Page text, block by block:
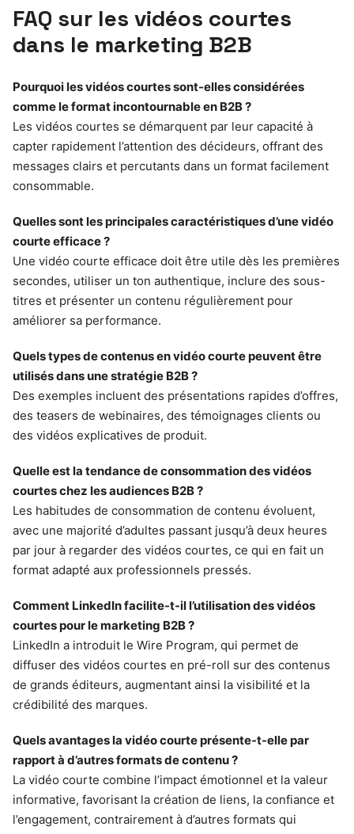
FAQ sur les vidéos courtes
dans le marketing B2B
Pourquoi les vidéos courtes sont-elles considérées
comme le format incontournable en B2B ?
Les vidéos courtes se démarquent par leur capacité à
capter rapidement l’attention des décideurs, offrant des
messages clairs et percutants dans un format facilement
consommable.
Quelles sont les principales caractéristiques d’une vidéo
courte efficace ?
Une vidéo courte efficace doit être utile dès les premières
secondes, utiliser un ton authentique, inclure des sous-
titres et présenter un contenu régulièrement pour
améliorer sa performance.
Quels types de contenus en vidéo courte peuvent être
utilisés dans une stratégie B2B ?
Des exemples incluent des présentations rapides d’offres,
des teasers de webinaires, des témoignages clients ou
des vidéos explicatives de produit.
Quelle est la tendance de consommation des vidéos
courtes chez les audiences B2B ?
Les habitudes de consommation de contenu évoluent,
avec une majorité d’adultes passant jusqu’à deux heures
par jour à regarder des vidéos courtes, ce qui en fait un
format adapté aux professionnels pressés.
Comment LinkedIn facilite-t-il l’utilisation des vidéos
courtes pour le marketing B2B ?
LinkedIn a introduit le Wire Program, qui permet de
diffuser des vidéos courtes en pré-roll sur des contenus
de grands éditeurs, augmentant ainsi la visibilité et la
crédibilité des marques.
Quels avantages la vidéo courte présente-t-elle par
rapport à d’autres formats de contenu ?
La vidéo courte combine l’impact émotionnel et la valeur
informative, favorisant la création de liens, la confiance et
l’engagement, contrairement à d’autres formats qui